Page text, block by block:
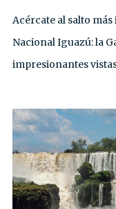
Acércate al salto
Nacional Iguazú: la
impresionantes